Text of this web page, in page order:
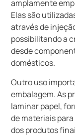
amplamente
Elas são
através de
possibilitando a
desde
domésticos.
Outro uso
embalagem. As
laminar papel,
de materiais
dos produtos